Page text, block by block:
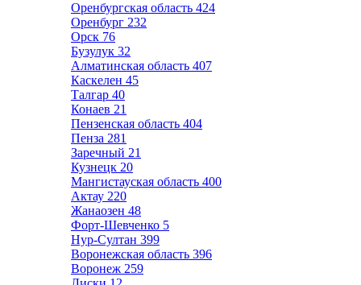
Оренбургская область 424
Оренбург 232
Орск 76
Бузулук 32
Алматинская область 407
Каскелен 45
Талгар 40
Конаев 21
Пензенская область 404
Пенза 281
Заречный 21
Кузнецк 20
Мангистауская область 400
Актау 220
Жанаозен 48
Форт-Шевченко 5
Нур-Султан 399
Воронежская область 396
Воронеж 259